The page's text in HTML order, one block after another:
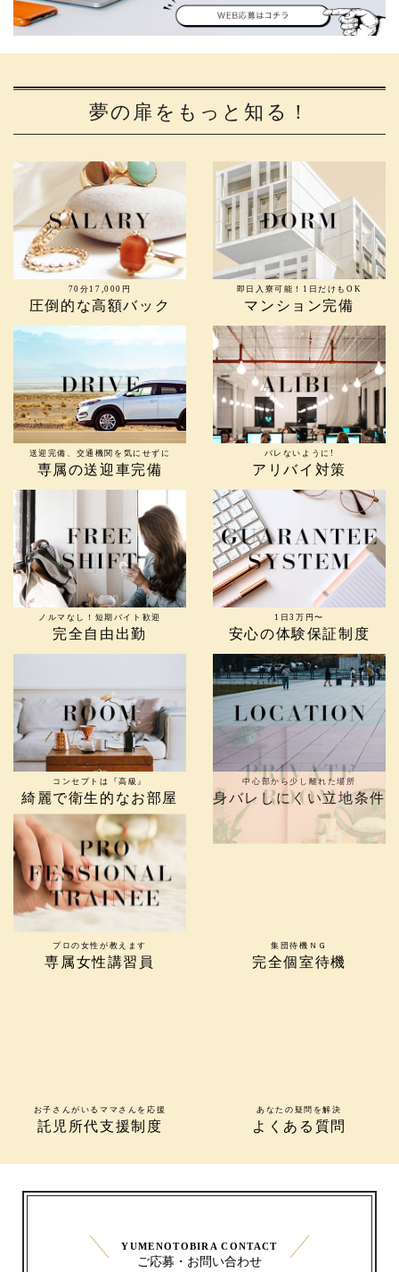
夢の扉をもっと知る！
70分17,000円
圧倒的な高額バック
即日入寮可能！1日だけもOK
マンション完備
送迎完備、交通機関を気にせずに
専属の送迎車完備
バレないように!
アリバイ対策
ノルマなし！短期バイト歓迎
完全自由出勤
1日3万円〜
安心の体験保証制度
コンセプトは『高級』
綺麗で衛生的なお部屋
中心部から少し離れた場所
身バレしにくい立地条件
プロの女性が教えます
専属女性講習員
集団待機ＮＧ
完全個室待機
お子さんがいるママさんを応援
託児所代支援制度
あなたの疑問を解決
よくある質問
YUMENOTOBIRA CONTACT
ご応募・お問い合わせ